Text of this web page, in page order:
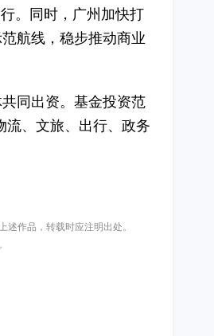
。同时，广州加快打
航线，稳步推动商业
同出资。基金投资范
流、文旅、出行、政务
作品，转载时应注明出处。